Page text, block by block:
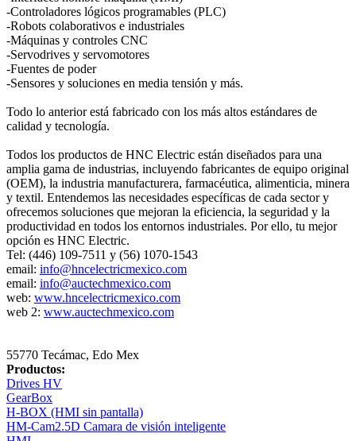
-Controladores lógicos programables (PLC)
-Robots colaborativos e industriales
-Máquinas y controles CNC
-Servodrives y servomotores
-Fuentes de poder
-Sensores y soluciones en media tensión y más.
Todo lo anterior está fabricado con los más altos estándares de
calidad y tecnología.
Todos los productos de HNC Electric están diseñados para una
amplia gama de industrias, incluyendo fabricantes de equipo original
(OEM), la industria manufacturera, farmacéutica, alimenticia, minera
y textil. Entendemos las necesidades específicas de cada sector y
ofrecemos soluciones que mejoran la eficiencia, la seguridad y la
productividad en todos los entornos industriales. Por ello, tu mejor
opción es HNC Electric.
Tel: (446) 109-7511 y (56) 1070-1543
email: info@hncelectricmexico.com
email: info@auctechmexico.com
web: www.hncelectricmexico.com
web 2: www.auctechmexico.com
55770 Tecámac, Edo Mex
Productos:
Drives HV
GearBox
H-BOX (HMI sin pantalla)
HM-Cam2.5D Camara de visión inteligente